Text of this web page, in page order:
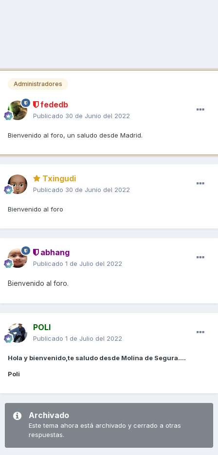
Administradores
fededb
Publicado 30 de Junio del 2022
Bienvenido al foro, un saludo desde Madrid.
Txingudi
Publicado 30 de Junio del 2022
Bienvenido al foro
abhang
Publicado 1 de Julio del 2022
Bienvenido al foro.
POLI
Publicado 1 de Julio del 2022
Hola y bienvenido,te saludo desde Molina de Segura....
Poli
Archivado
Este tema ahora está archivado y cerrado a otras
respuestas.